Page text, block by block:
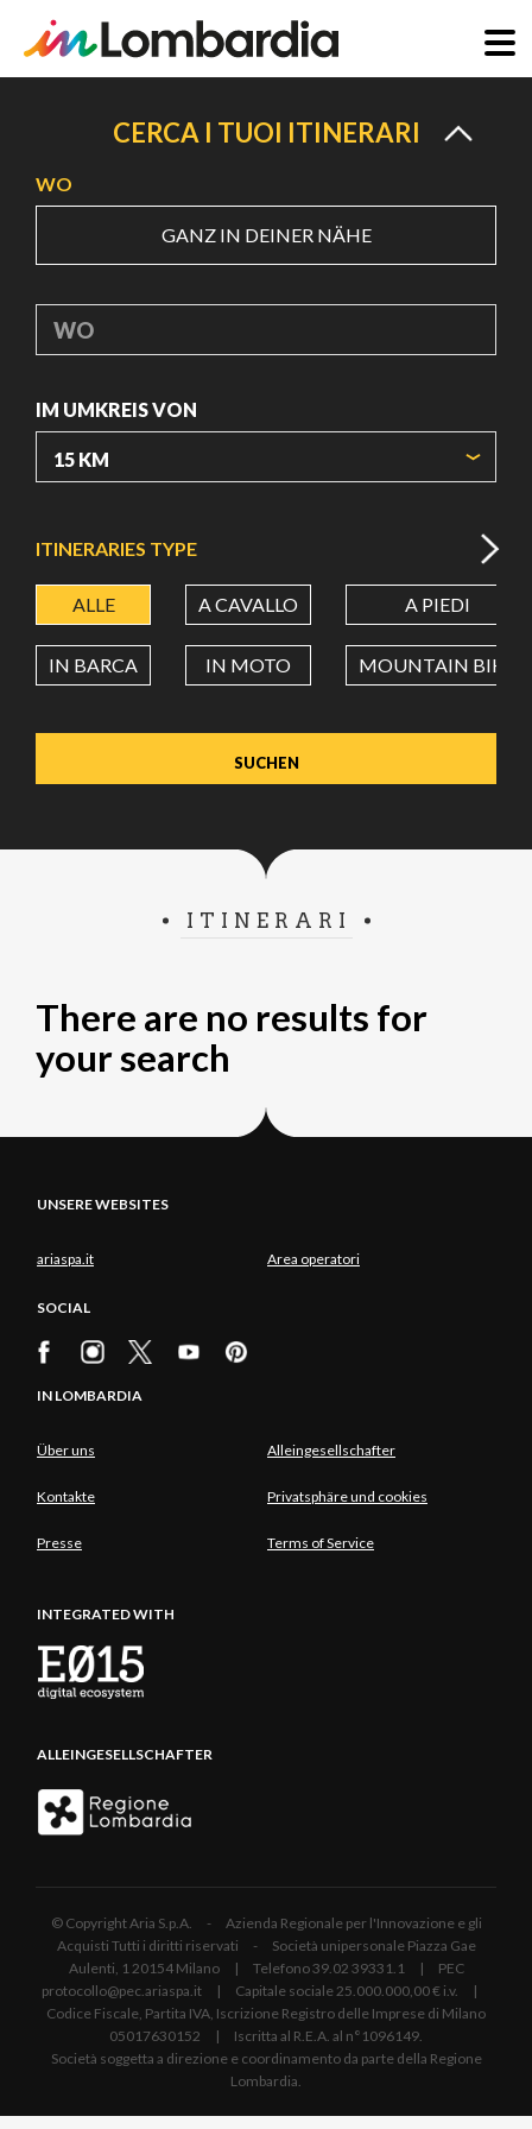
CERCA I TUOI ITINERARI
WO
GANZ IN DEINER NÄHE
WO
IM UMKREIS VON
BREITENGRAD
ITINERARIES TYPE
ALLE A CAVALLO A PIEDI
IN BARCA IN MOTO MOUNTAIN BIKE
ITINERARI
There are no results for
your search
UNSERE WEBSITES
ariaspa.it Area operatori
SOCIAL
IN LOMBARDIA
Über uns Alleingesellschafter
Kontakte Privatsphäre und cookies
Presse Terms of Service
INTEGRATED WITH
ALLEINGESELLSCHAFTER
© Copyright Aria S.p.A. - Azienda Regionale per l'Innovazione e gli
Acquisti Tutti i diritti riservati - Società unipersonale Piazza Gae
Aulenti, 1 20154 Milano | Telefono 39.02 39331.1 | PEC
protocollo@pec.ariaspa.it | Capitale sociale 25.000.000,00 € i.v. |
Codice Fiscale, Partita IVA, Iscrizione Registro delle Imprese di Milano
05017630152 | Iscritta al R.E.A. al n°1096149.
Società soggetta a direzione e coordinamento da parte della Regione
Lombardia.